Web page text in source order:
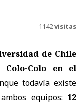
1142visitas
de Chile
Colo-Colo en el
todavía existe
equipos: 12